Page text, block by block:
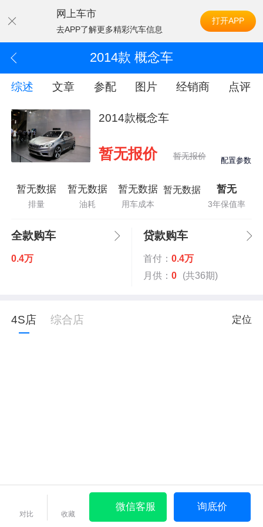
网上车市
去APP了解更多精彩汽车信息
打开APP
2014款 概念车
综述 文章 参配 图片 经销商 点评
2014款概念车
暂无报价 暂无报价 配置参数
暂无数据
排量
暂无数据
油耗
暂无数据
用车成本
暂无数据 暂无
3年保值率
全款购车
0.4万
贷款购车
首付： 0.4万
月供： 0 (共36期)
4S店 综合店 定位
对比 收藏
微信客服 询底价